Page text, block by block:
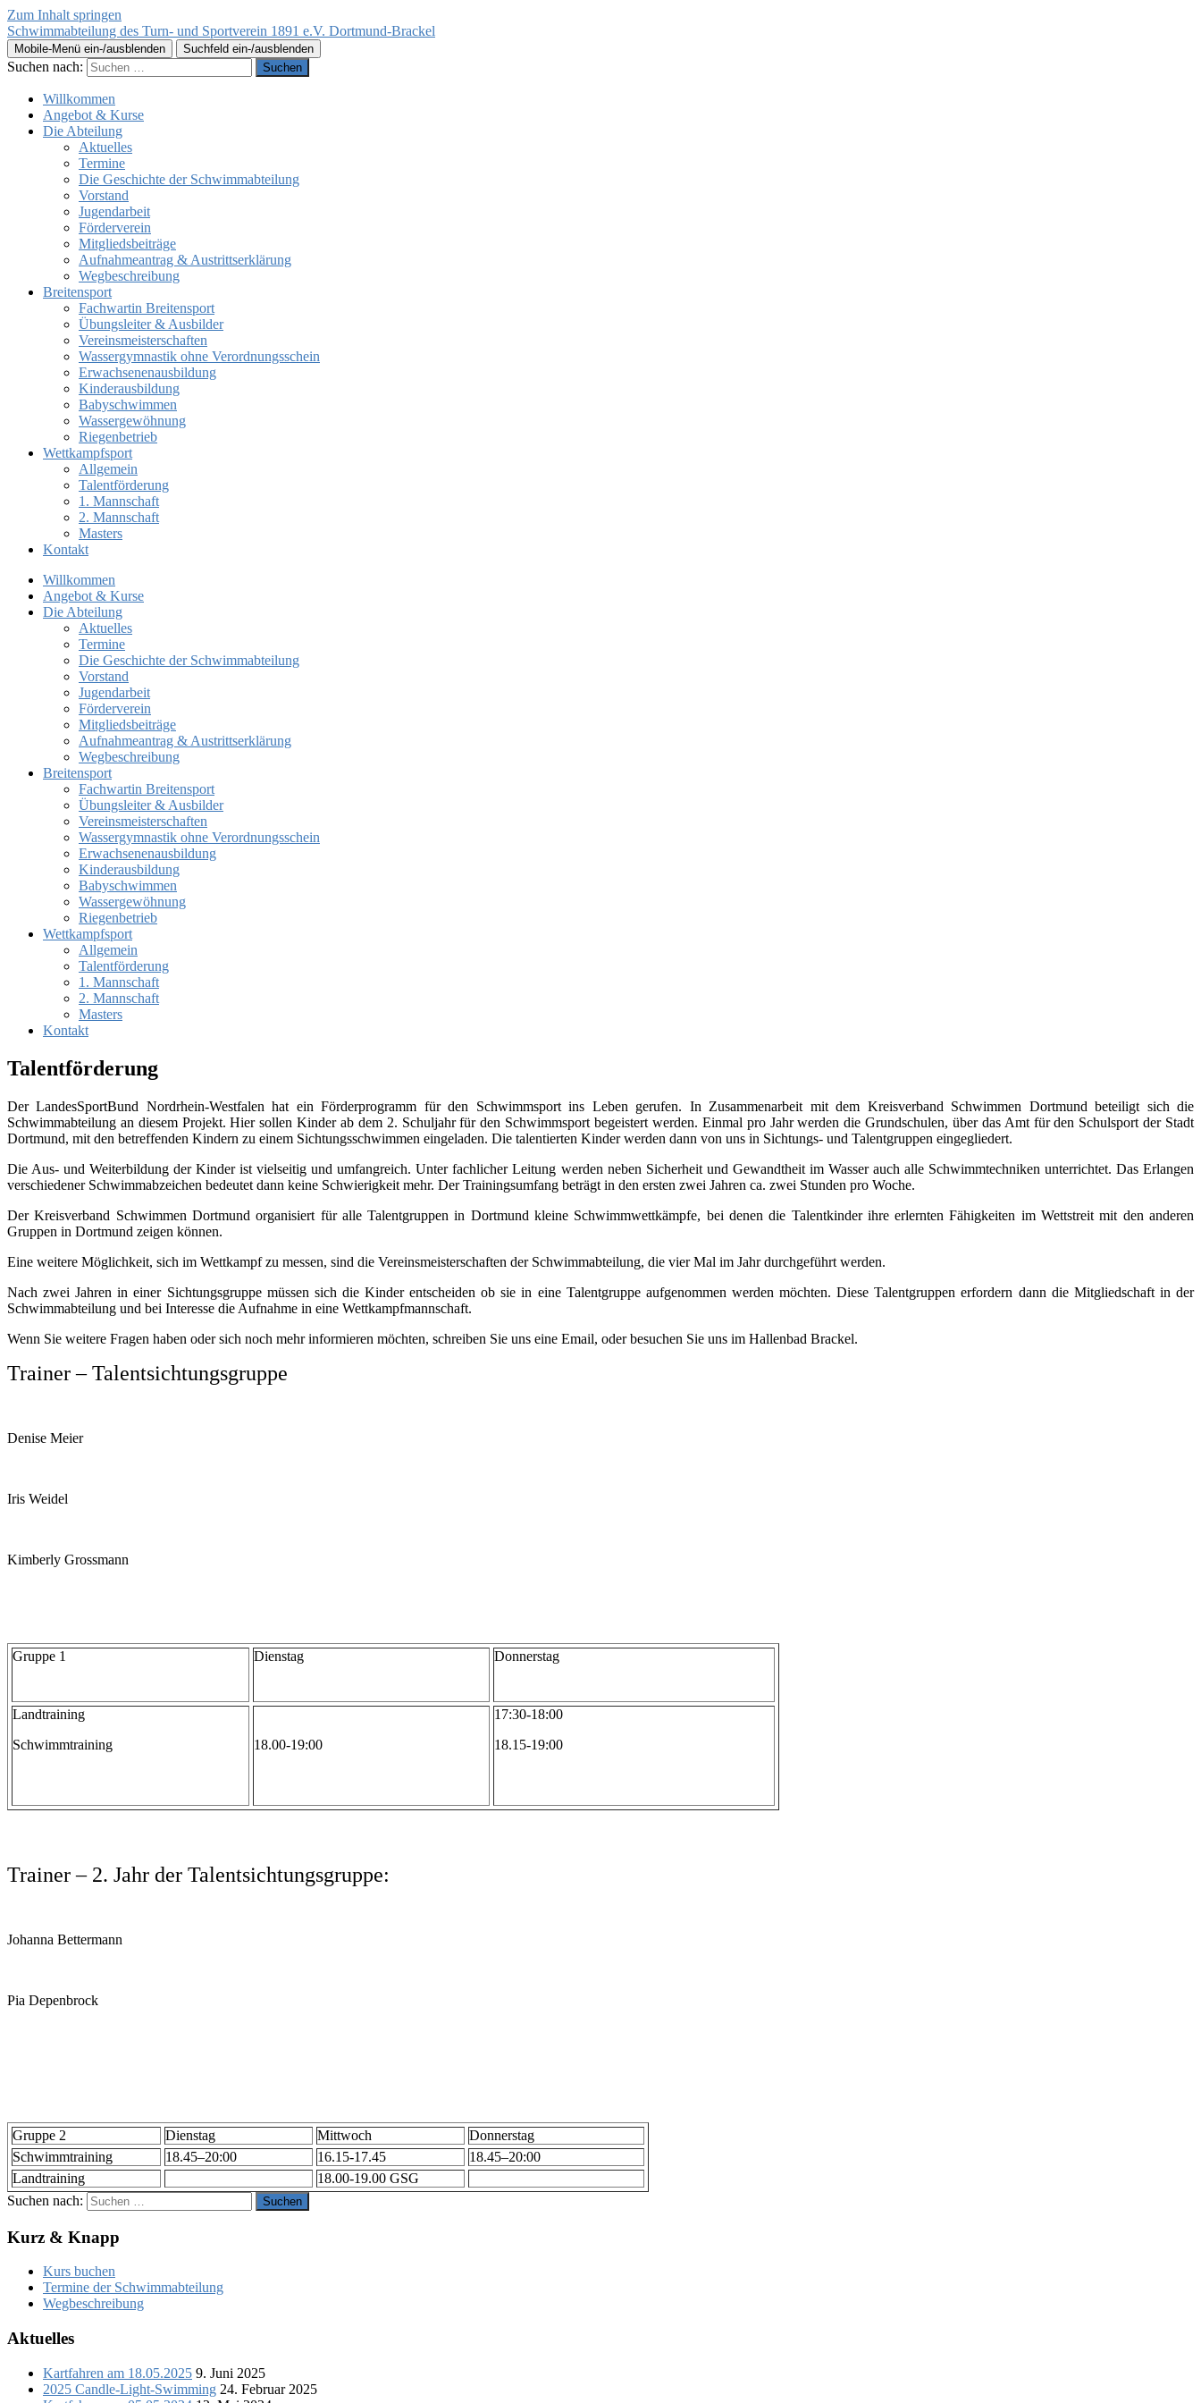
Zum Inhalt springen
Schwimmabteilung des Turn- und Sportverein 1891 e.V. Dortmund-Brackel
Mobile-Menü ein-/ausblenden Suchfeld ein-/ausblenden
Suchen nach:
Willkommen
Angebot & Kurse
Die Abteilung
Aktuelles
Termine
Die Geschichte der Schwimmabteilung
Vorstand
Jugendarbeit
Förderverein
Mitgliedsbeiträge
Aufnahmeantrag & Austrittserklärung
Wegbeschreibung
Breitensport
Fachwartin Breitensport
Übungsleiter & Ausbilder
Vereinsmeisterschaften
Wassergymnastik ohne Verordnungsschein
Erwachsenenausbildung
Kinderausbildung
Babyschwimmen
Wassergewöhnung
Riegenbetrieb
Wettkampfsport
Allgemein
Talentförderung
1. Mannschaft
2. Mannschaft
Masters
Kontakt
Willkommen
Angebot & Kurse
Die Abteilung
Aktuelles
Termine
Die Geschichte der Schwimmabteilung
Vorstand
Jugendarbeit
Förderverein
Mitgliedsbeiträge
Aufnahmeantrag & Austrittserklärung
Wegbeschreibung
Breitensport
Fachwartin Breitensport
Übungsleiter & Ausbilder
Vereinsmeisterschaften
Wassergymnastik ohne Verordnungsschein
Erwachsenenausbildung
Kinderausbildung
Babyschwimmen
Wassergewöhnung
Riegenbetrieb
Wettkampfsport
Allgemein
Talentförderung
1. Mannschaft
2. Mannschaft
Masters
Kontakt
Talentförderung
Der LandesSportBund Nordrhein-Westfalen hat ein Förderprogramm für den Schwimmsport ins Leben gerufen. In Zusammenarbeit mit dem Kreisverband Schwimmen Dortmund beteiligt sich die
Schwimmabteilung an diesem Projekt. Hier sollen Kinder ab dem 2. Schuljahr für den Schwimmsport begeistert werden. Einmal pro Jahr werden die Grundschulen, über das Amt für den Schulsport der Stadt
Dortmund, mit den betreffenden Kindern zu einem Sichtungsschwimmen eingeladen. Die talentierten Kinder werden dann von uns in Sichtungs- und Talentgruppen eingegliedert.
Die Aus- und Weiterbildung der Kinder ist vielseitig und umfangreich. Unter fachlicher Leitung werden neben Sicherheit und Gewandtheit im Wasser auch alle Schwimmtechniken unterrichtet. Das Erlangen
verschiedener Schwimmabzeichen bedeutet dann keine Schwierigkeit mehr. Der Trainingsumfang beträgt in den ersten zwei Jahren ca. zwei Stunden pro Woche.
Der Kreisverband Schwimmen Dortmund organisiert für alle Talentgruppen in Dortmund kleine Schwimmwettkämpfe, bei denen die Talentkinder ihre erlernten Fähigkeiten im Wettstreit mit den anderen
Gruppen in Dortmund zeigen können.
Eine weitere Möglichkeit, sich im Wettkampf zu messen, sind die Vereinsmeisterschaften der Schwimmabteilung, die vier Mal im Jahr durchgeführt werden.
Nach zwei Jahren in einer Sichtungsgruppe müssen sich die Kinder entscheiden ob sie in eine Talentgruppe aufgenommen werden möchten. Diese Talentgruppen erfordern dann die Mitgliedschaft in der
Schwimmabteilung und bei Interesse die Aufnahme in eine Wettkampfmannschaft.
Wenn Sie weitere Fragen haben oder sich noch mehr informieren möchten, schreiben Sie uns eine Email, oder besuchen Sie uns im Hallenbad Brackel.
Trainer –Talentsichtungsgruppe
Denise Meier
Iris Weidel
Kimberly Grossmann
Gruppe 1 Dienstag Donnerstag
Landtraining
Schwimmtraining
18.00-19:00
17:30-18:00
18.15-19:00
Trainer – 2. Jahr der Talentsichtungsgruppe:
Johanna Bettermann
Pia Depenbrock
Gruppe 2 Dienstag Mittwoch
Donnerstag
Schwimmtraining
18.45–20:00 16.15-17.45
18.45–20:00
Landtraining
18.00-19.00 GSG
Suchen nach:
Kurz & Knapp
Kurs buchen
Termine der Schwimmabteilung
Wegbeschreibung
Aktuelles
Kartfahren am 18.05.2025 9. Juni 2025
2025 Candle-Light-Swimming 24. Februar 2025